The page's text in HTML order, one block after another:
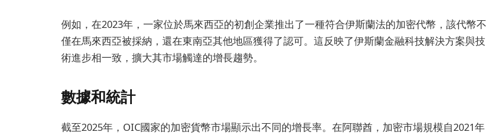
例如，在2023年，一家位於馬來西亞的初創企業推出了一種符合伊斯蘭法的加密代幣，該代幣不
僅在馬來西亞被採納，還在東南亞其他地區獲得了認可。這反映了伊斯蘭金融科技解決方案與技
術進步相一致，擴大其市場觸達的增長趨勢。
數據和統計
截至2025年，OIC國家的加密貨幣市場顯示出不同的增長率。在阿聯酋，加密市場規模自2021年